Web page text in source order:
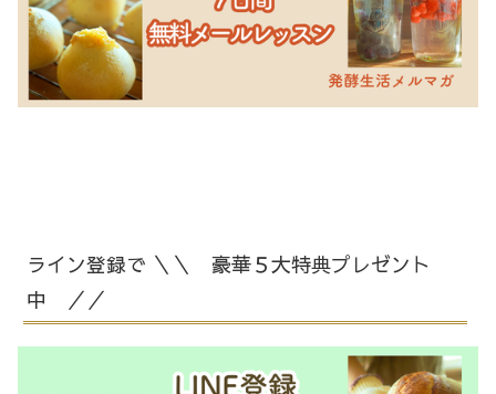
ライン登録で ＼＼ 豪華５大特典プレゼント
中 ／／